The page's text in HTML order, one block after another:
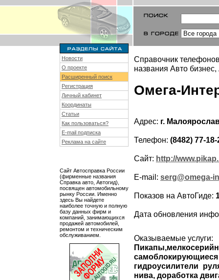
Новости
О проекте
Расширенный поиск
Регистрация
Личный кабинет
Координаты
Статьи
Как пользоваться?
E-mail подписка
Реклама на сайте
Сайт Автосправка России
(фирменные названия
Справка авто, Автогид),
посвящен автомобильному
рынку России. Именно
здесь Вы найдете
наиболее точную и полную
базу данных фирм и
компаний, занимающихся
продажей автомобилей,
ремонтом и техническим
обслуживанием.
Справочник
названия Авто
Омега-
Адрес: г.
Телефон: (8482) 77-
Сайт: http://
E-mail: serg@omega-
Показов на АвтоГиде:
Дата обновления
Оказываемые услуги:
гидроусилители
нива, доработка